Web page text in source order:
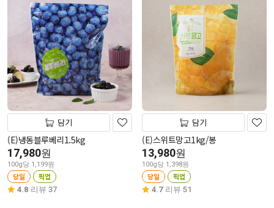
담기
(E)냉동블루베리1.5kg
17,980원
100g당 1,199원
당일 픽업
4.8 리뷰 37
담기
(E)스위트망고1kg/봉
13,980원
100g당 1,398원
당일 픽업
4.7 리뷰 51